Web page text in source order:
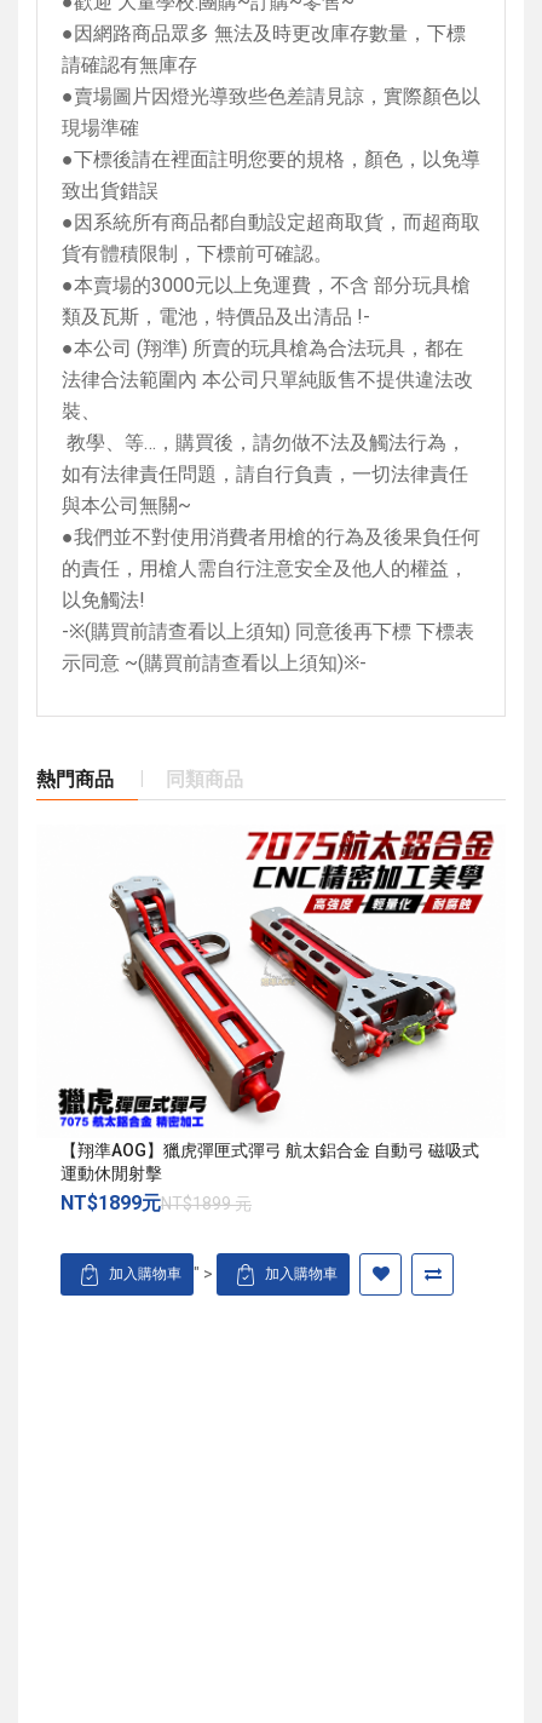
●因網路商品眾多 無法及時更改庫存數量，下標
請確認有無庫存
●賣場圖片因燈光導致些色差請見諒，實際顏色以
現場準確
●下標後請在裡面註明您要的規格，顏色，以免導
致出貨錯誤
●因系統所有商品都自動設定超商取貨，而超商取
貨有體積限制，下標前可確認。
●本賣場的3000元以上免運費，不含 部分玩具槍
類及瓦斯，電池，特價品及出清品 !-
●本公司 (翔準) 所賣的玩具槍為合法玩具，都在
法律合法範圍內 本公司只單純販售不提供違法改
裝、
教學、等…，購買後，請勿做不法及觸法行為，
如有法律責任問題，請自行負責，一切法律責任
與本公司無關~
●我們並不對使用消費者用槍的行為及後果負任何
的責任，用槍人需自行注意安全及他人的權益，
以免觸法!
-※(購買前請查看以上須知) 同意後再下標 下標表
示同意 ~(購買前請查看以上須知)※-
熱門商品 同類商品
【翔準AOG】獵虎彈匣式彈弓 航太鋁合金 自動弓 磁吸式
運動休閒射擊
NT$1899元NT$1899 元
加入購物車 " > 加入購物車